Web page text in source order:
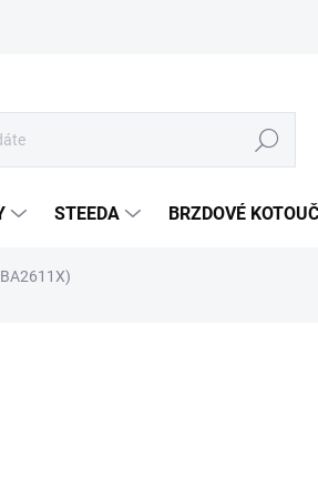
Hledat
STEEDA BRZDOVÉ